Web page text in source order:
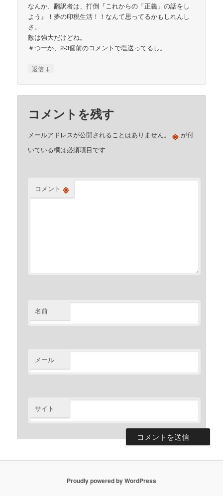
なんか、翻訳者は、打倒『これからの「正義」の話をし
よう』！夢の印税生活！！なんて思ってるかもしれんし
さ。
敵は強大だけどね。
＃つーか、2-3個前のコメントで塩送ってるし。
返信 ↓
コメントを残す
メールアドレスが公開されることはありません。 ※ が付
いている欄は必須項目です
コメント ※
名前
メール
サイト
Proudly powered by WordPress